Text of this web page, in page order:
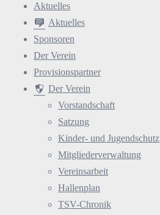
Aktuelles
Aktuelles
Sponsoren
Der Verein
Provisionspartner
Der Verein
Vorstandschaft
Satzung
Kinder- und Jugendschutz
Mitgliederverwaltung
Vereinsarbeit
Hallenplan
TSV-Chronik